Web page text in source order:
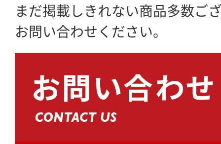
まだ掲載しきれない商品多数ご
お問い合わせください。